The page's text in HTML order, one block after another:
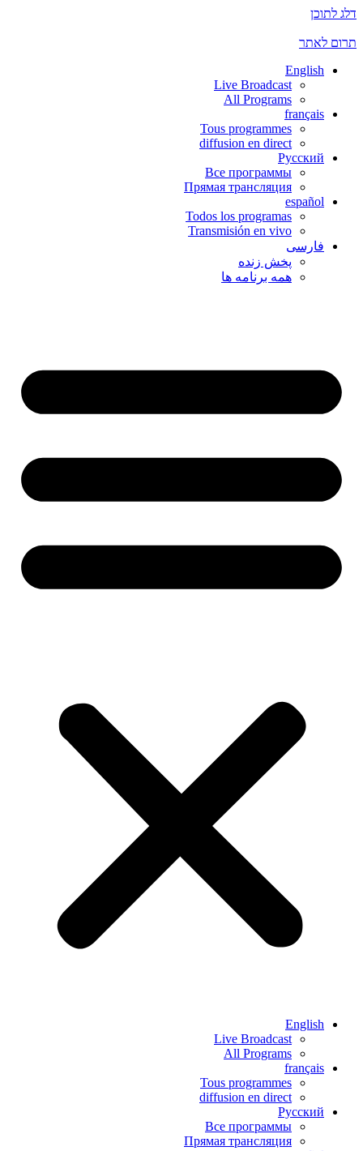
דלג לתוכן
תרום לאתר
English
Live Broadcast
All Programs
français
Tous programmes
diffusion en direct
Русский
Все программы
Прямая трансляция
español
Todos los programas
Transmisión en vivo
فارسی
پخش زنده
همه برنامه ها
English
Live Broadcast
All Programs
français
Tous programmes
diffusion en direct
Русский
Все программы
Прямая трансляция